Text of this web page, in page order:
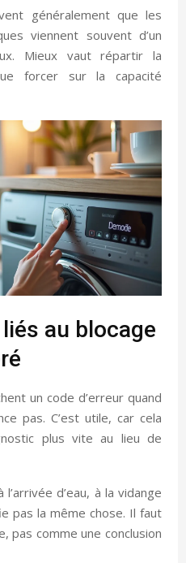
généralement que les
viennent souvent d’un
Mieux vaut répartir la
forcer sur la capacité
au blocage
un code d’erreur quand
pas. C’est utile, car cela
plus vite au lieu de
d’eau, à la vidange
pas la même chose. Il faut
pas comme une conclusion